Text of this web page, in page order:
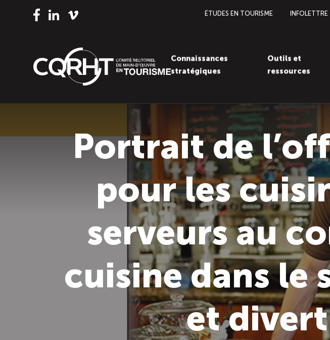
ÉTUDES EN TOURISME INFOLETTRE
Connaissances
stratégiques
Outils et
ressources
Portrait de
pour les
serveurs au
cuisine dans le
et